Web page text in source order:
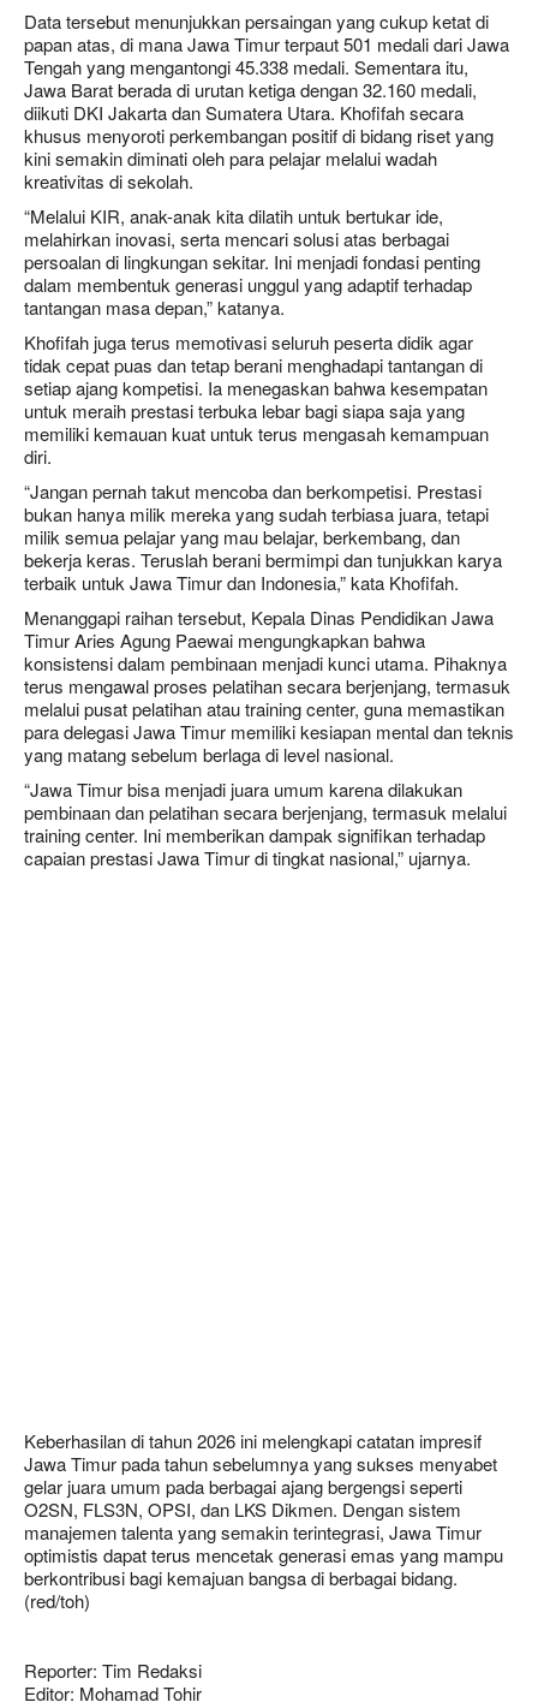
Data tersebut menunjukkan persaingan yang cukup ketat di
papan atas, di mana Jawa Timur terpaut 501 medali dari Jawa
Tengah yang mengantongi 45.338 medali. Sementara itu,
Jawa Barat berada di urutan ketiga dengan 32.160 medali,
diikuti DKI Jakarta dan Sumatera Utara. Khofifah secara
khusus menyoroti perkembangan positif di bidang riset yang
kini semakin diminati oleh para pelajar melalui wadah
kreativitas di sekolah.
“Melalui KIR, anak-anak kita dilatih untuk bertukar ide,
melahirkan inovasi, serta mencari solusi atas berbagai
persoalan di lingkungan sekitar. Ini menjadi fondasi penting
dalam membentuk generasi unggul yang adaptif terhadap
tantangan masa depan,” katanya.
Khofifah juga terus memotivasi seluruh peserta didik agar
tidak cepat puas dan tetap berani menghadapi tantangan di
setiap ajang kompetisi. Ia menegaskan bahwa kesempatan
untuk meraih prestasi terbuka lebar bagi siapa saja yang
memiliki kemauan kuat untuk terus mengasah kemampuan
diri.
“Jangan pernah takut mencoba dan berkompetisi. Prestasi
bukan hanya milik mereka yang sudah terbiasa juara, tetapi
milik semua pelajar yang mau belajar, berkembang, dan
bekerja keras. Teruslah berani bermimpi dan tunjukkan karya
terbaik untuk Jawa Timur dan Indonesia,” kata Khofifah.
Menanggapi raihan tersebut, Kepala Dinas Pendidikan Jawa
Timur Aries Agung Paewai mengungkapkan bahwa
konsistensi dalam pembinaan menjadi kunci utama. Pihaknya
terus mengawal proses pelatihan secara berjenjang, termasuk
melalui pusat pelatihan atau training center, guna memastikan
para delegasi Jawa Timur memiliki kesiapan mental dan teknis
yang matang sebelum berlaga di level nasional.
“Jawa Timur bisa menjadi juara umum karena dilakukan
pembinaan dan pelatihan secara berjenjang, termasuk melalui
training center. Ini memberikan dampak signifikan terhadap
capaian prestasi Jawa Timur di tingkat nasional,” ujarnya.
Keberhasilan di tahun 2026 ini melengkapi catatan impresif
Jawa Timur pada tahun sebelumnya yang sukses menyabet
gelar juara umum pada berbagai ajang bergengsi seperti
O2SN, FLS3N, OPSI, dan LKS Dikmen. Dengan sistem
manajemen talenta yang semakin terintegrasi, Jawa Timur
optimistis dapat terus mencetak generasi emas yang mampu
berkontribusi bagi kemajuan bangsa di berbagai bidang.
(red/toh)
Reporter: Tim Redaksi
Editor: Mohamad Tohir